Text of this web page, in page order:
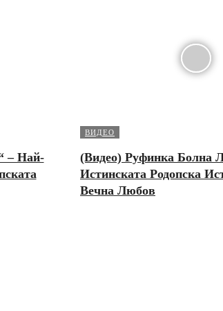
– Най-
ВИДЕО
(Видео) Руфинка Болна
Истинската Родопска
Вечна Любов